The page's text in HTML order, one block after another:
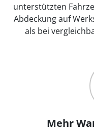
unterstützten
Abdeckung auf
als bei
Mehr